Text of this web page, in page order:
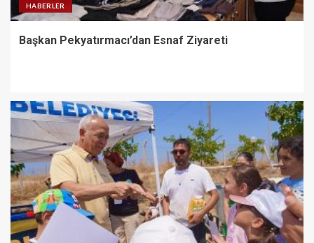
HABERLER
Başkan Pekyatırmacı’dan Esnaf Ziyareti